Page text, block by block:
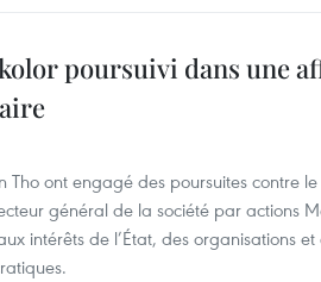
poursuivi dans une
Tho ont engagé des poursuites contre
général de la société par actions
intérêts de l’État, des organisations